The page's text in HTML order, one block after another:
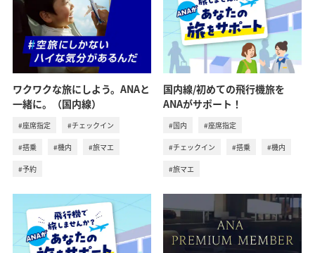
ワクワクな旅にしよう。ANAと
一緒に。（国内線）
#座席指定 #チェックイン
#搭乗 #機内 #旅マエ
#予約
国内線/初めての飛行機旅を
ANAがサポート！
#国内 #座席指定
#チェックイン #搭乗 #機内
#旅マエ